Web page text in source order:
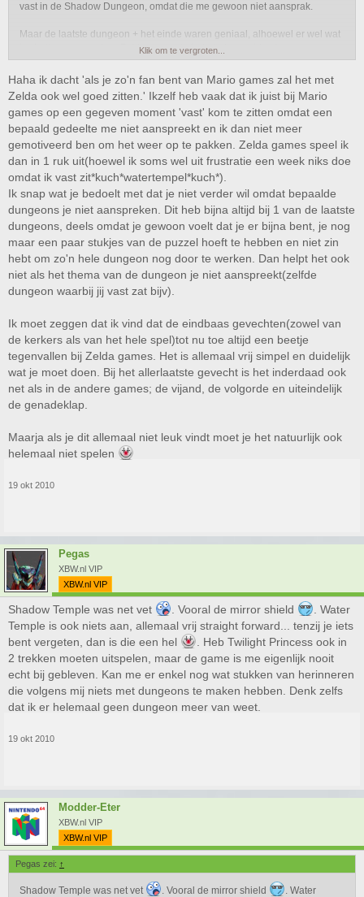
vast in de Shadow Dungeon, omdat die me gewoon niet aansprak.
Maar de laatste dungeon + het einde waren geniaal, alhoewel er wel wat
herhaling van eerdere Zelda games in het eindgevecht zaten...
Klik om te vergroten...
Haha ik dacht 'als je zo'n fan bent van Mario games zal het met
Zelda ook wel goed zitten.' Ikzelf heb vaak dat ik juist bij Mario
games op een gegeven moment 'vast' kom te zitten omdat een
bepaald gedeelte me niet aanspreekt en ik dan niet meer
gemotiveerd ben om het weer op te pakken. Zelda games speel ik
dan in 1 ruk uit(hoewel ik soms wel uit frustratie een week niks doe
omdat ik vast zit*kuch*watertempel*kuch*).
Ik snap wat je bedoelt met dat je niet verder wil omdat bepaalde
dungeons je niet aanspreken. Dit heb bijna altijd bij 1 van de laatste
dungeons, deels omdat je gewoon voelt dat je er bijna bent, je nog
maar een paar stukjes van de puzzel hoeft te hebben en niet zin
hebt om zo'n hele dungeon nog door te werken. Dan helpt het ook
niet als het thema van de dungeon je niet aanspreekt(zelfde
dungeon waarbij jij vast zat bijv).
Ik moet zeggen dat ik vind dat de eindbaas gevechten(zowel van
de kerkers als van het hele spel)tot nu toe altijd een beetje
tegenvallen bij Zelda games. Het is allemaal vrij simpel en duidelijk
wat je moet doen. Bij het allerlaatste gevecht is het inderdaad ook
net als in de andere games; de vijand, de volgorde en uiteindelijk
de genadeklap.
Maarja als je dit allemaal niet leuk vindt moet je het natuurlijk ook
helemaal niet spelen
19 okt 2010
Pegas
XBW.nl VIP
XBW.nl VIP
Shadow Temple was net vet . Vooral de mirror shield
. Water
Temple is ook niets aan, allemaal vrij straight forward... tenzij je iets
bent vergeten, dan is die een hel
. Heb Twilight Princess ook in
2 trekken moeten uitspelen, maar de game is me eigenlijk nooit
echt bij gebleven. Kan me er enkel nog wat stukken van herinneren
die volgens mij niets met dungeons te maken hebben. Denk zelfs
dat ik er helemaal geen dungeon meer van weet.
19 okt 2010
Modder-Eter
XBW.nl VIP
XBW.nl VIP
Pegas zei: ↑
Shadow Temple was net vet . Vooral de mirror shield
. Water